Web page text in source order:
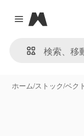
Close menu
Magnific
ホーム/ストック/ベク